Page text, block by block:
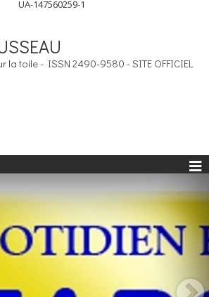
UA-147560259-1
la toile - ISSN 2490-9580 - SITE OFFICIEL